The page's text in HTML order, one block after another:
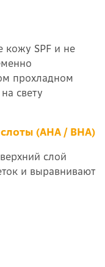
кожу SPF и не
прохладном
свету
(AHA / BHA)
слой
и выравнивают